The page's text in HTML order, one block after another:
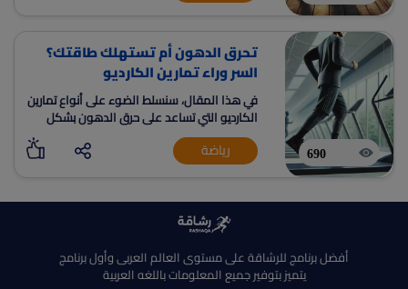
690
تحرق الدهون أم تستهلك طاقتك؟
السر وراء تمارين الكارديو
في هذا المقال، سنسلط الضوء على أنواع تمارين
الكارديو التي تساعد على حرق الدهون بشكل
فعّال مثل الجري والسباحة، ونوضح الطريقة
الصحيحة لأدائها، مع تجنب الأخطاء الشائعة.
رياضة
أفضل برنامج للرشاقة على مستوى العالم العربى وأول برنامج
يتميز بتوفير جميع المعلومات باللغه العربية